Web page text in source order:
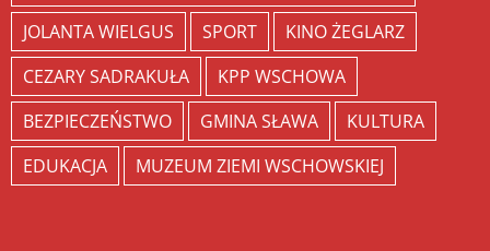
JOLANTA WIELGUS
SPORT
KINO ŻEGLARZ
CEZARY SADRAKUŁA
KPP WSCHOWA
BEZPIECZEŃSTWO
GMINA SŁAWA
KULTURA
EDUKACJA
MUZEUM ZIEMI WSCHOWSKIEJ